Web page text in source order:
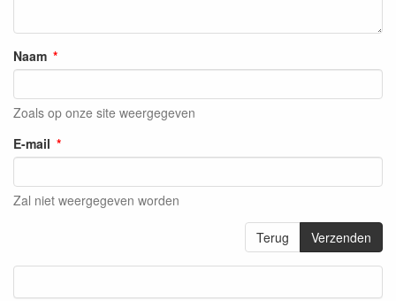
Naam
Zoals op onze site weergegeven
E-mail
Zal niet weergegeven worden
Terug Verzenden